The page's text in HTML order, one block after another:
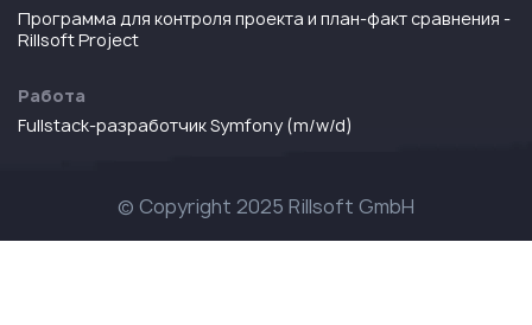
Программа для контроля проекта и план-факт сравнения -
Rillsoft Project
Работа
Fullstack-разработчик Symfony (m/w/d)
© Copyright 2025 Rillsoft GmbH